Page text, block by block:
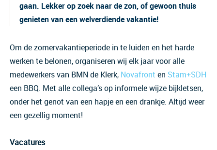
gaan. Lekker op zoek naar de zon, of gewoon thuis
genieten van een welverdiende vakantie!
Om de zomervakantieperiode in te luiden en het harde
werken te belonen, organiseren wij elk jaar voor alle
medewerkers van BMN de Klerk, Novafront en Stam+SDH
een BBQ. Met alle collega’s op informele wijze bijkletsen,
onder het genot van een hapje en een drankje. Altijd weer
een gezellig moment!
Vacatures